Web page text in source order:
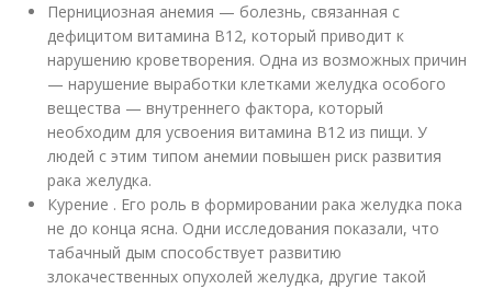
Пернициозная анемия — болезнь, связанная с
дефицитом витамина B12, который приводит к
нарушению кроветворения. Одна из возможных причин
— нарушение выработки клетками желудка особого
вещества — внутреннего фактора, который
необходим для усвоения витамина B12 из пищи. У
людей с этим типом анемии повышен риск развития
рака желудка.
Курение . Его роль в формировании рака желудка пока
не до конца ясна. Одни исследования показали, что
табачный дым способствует развитию
злокачественных опухолей желудка, другие такой